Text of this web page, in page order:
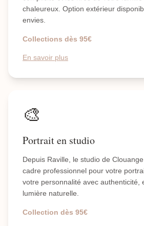
chaleureux. Option extérieur
envies.
Collections dès 95€
En savoir plus
🎨
Portrait en studio
Depuis Raville, le studio de
cadre professionnel pour votre
votre personnalité avec authenticité,
lumière naturelle.
Collection dès 95€